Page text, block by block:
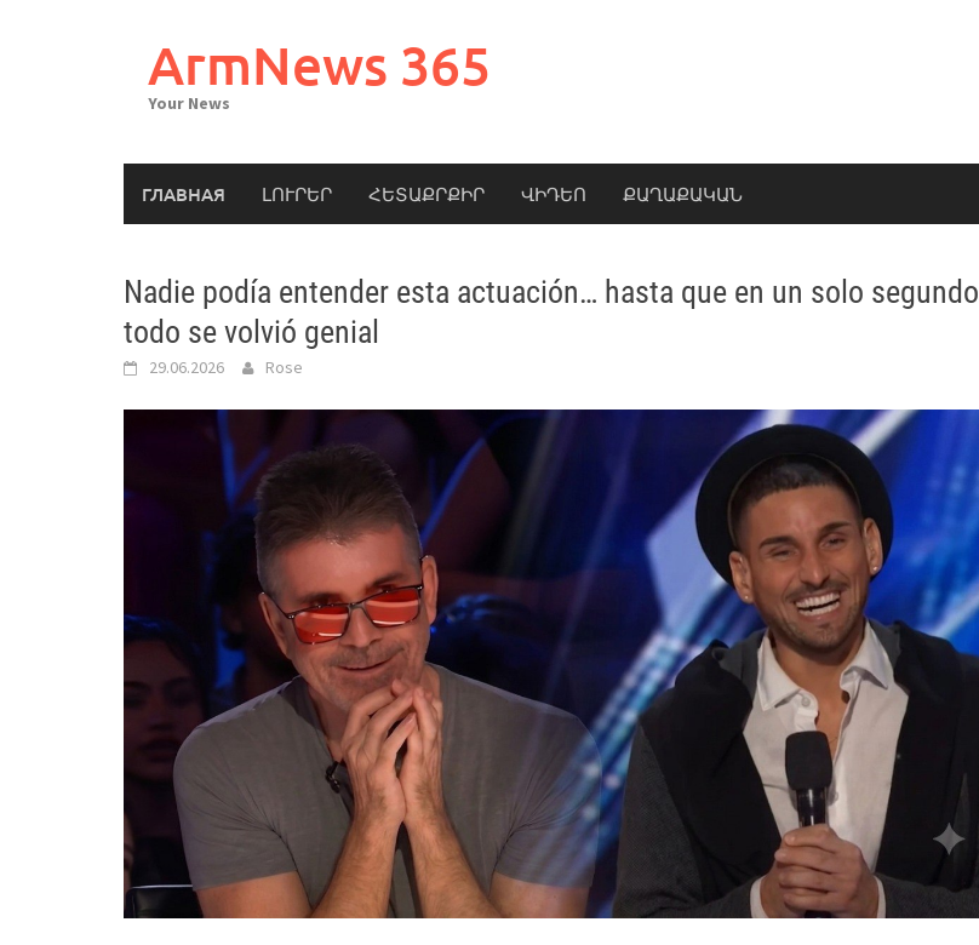
ArmNews 365
Your News
ГЛАВНАЯ ԼՈՒՐԵՐ ՀԵՏԱՔՐՔԻՐ ՎԻԴԵՈ ՔԱՂԱՔԱԿԱՆ
Nadie podía entender esta actuación… hasta que en un solo segundo
todo se volvió genial
29.06.2026 Rose